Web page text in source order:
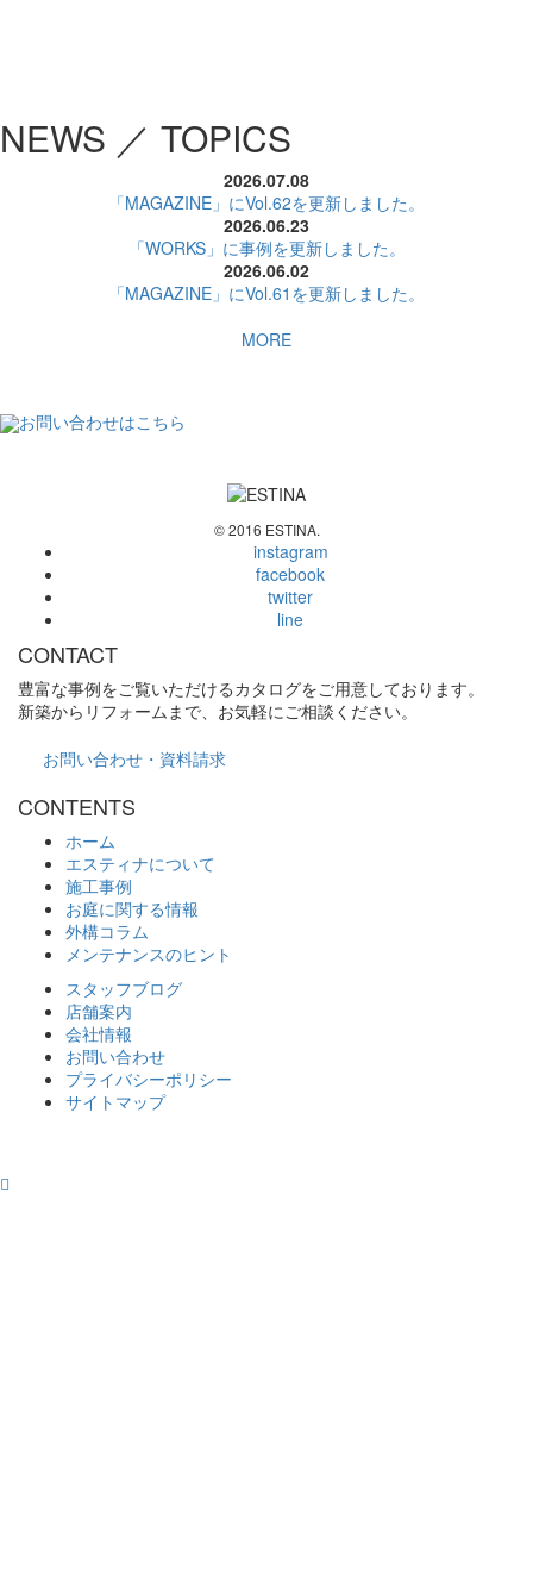
NEWS ／ TOPICS
2026.07.08
「MAGAZINE」にVol.62を更新しました。
2026.06.23
「WORKS」に事例を更新しました。
2026.06.02
「MAGAZINE」にVol.61を更新しました。
MORE
お問い合わせはこちら
© 2016 ESTINA.
instagram
facebook
twitter
line
CONTACT
豊富な事例をご覧いただけるカタログをご用意しております。
新築からリフォームまで、お気軽にご相談ください。
お問い合わせ・資料請求
CONTENTS
ホーム
エスティナについて
施工事例
お庭に関する情報
外構コラム
メンテナンスのヒント
スタッフブログ
店舗案内
会社情報
お問い合わせ
プライバシーポリシー
サイトマップ